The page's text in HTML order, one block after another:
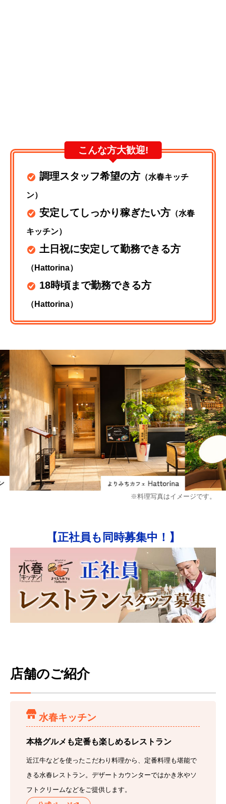
こんな方大歓迎!
調理スタッフ希望の方 （水春キッチ
ン）
安定してしっかり稼ぎたい方 （水春
キッチン）
土日祝に安定して勤務できる方
（Hattorina）
18時頃まで勤務できる方
（Hattorina）
※料理写真はイメージです。
【正社員も同時募集中！】
店舗のご紹介
水春キッチン
本格グルメも定番も楽しめるレストラン
近江牛などを使ったこだわり料理から、定番料理も堪能で
きる水春レストラン。デザートカウンターではかき氷やソ
フトクリームなどをご提供します。